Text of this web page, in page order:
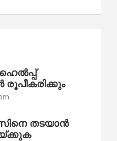
തടയാൻ